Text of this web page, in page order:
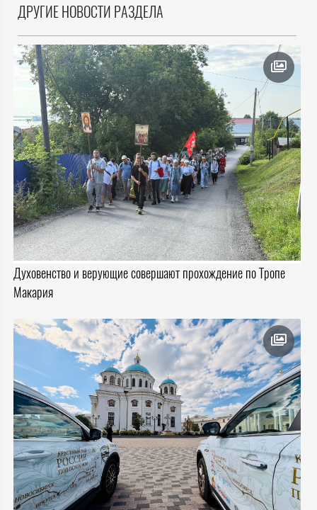
ДРУГИЕ НОВОСТИ РАЗДЕЛА
Духовенство и верующие совершают прохождение по Тропе
Макария